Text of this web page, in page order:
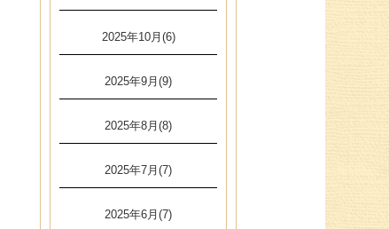
2025年10月(6)
2025年9月(9)
2025年8月(8)
2025年7月(7)
2025年6月(7)